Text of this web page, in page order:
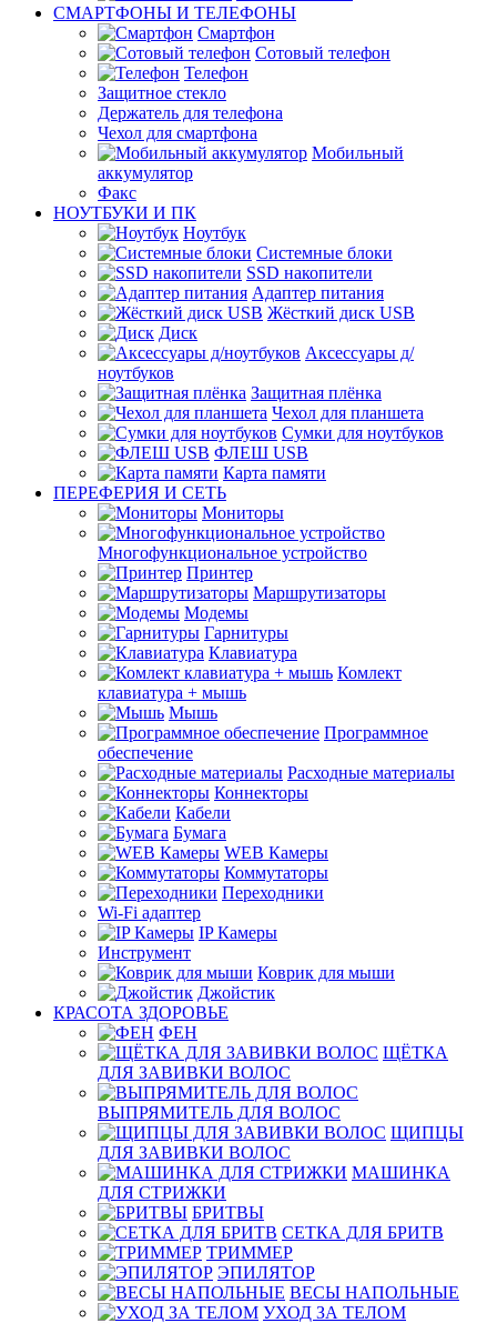
СМАРТФОНЫ И ТЕЛЕФОНЫ
Смартфон
Сотовый телефон
Телефон
Защитное стекло
Держатель для телефона
Чехол для смартфона
Мобильный
аккумулятор
Факс
НОУТБУКИ И ПК
Ноутбук
Системные блоки
SSD накопители
Адаптер питания
Жёсткий диск USB
Диск
Аксессуары д/
ноутбуков
Защитная плёнка
Чехол для планшета
Сумки для ноутбуков
ФЛЕШ USB
Карта памяти
ПЕРЕФЕРИЯ И СЕТЬ
Мониторы
Многофункциональное устройство
Принтер
Маршрутизаторы
Модемы
Гарнитуры
Клавиатура
Комлект
клавиатура + мышь
Мышь
Программное
обеспечение
Расходные материалы
Коннекторы
Кабели
Бумага
WEB Камеры
Коммутаторы
Переходники
Wi-Fi адаптер
IP Камеры
Инструмент
Коврик для мыши
Джойстик
КРАСОТА ЗДОРОВЬЕ
ФЕН
ЩЁТКА
ДЛЯ ЗАВИВКИ ВОЛОС
ВЫПРЯМИТЕЛЬ ДЛЯ ВОЛОС
ЩИПЦЫ
ДЛЯ ЗАВИВКИ ВОЛОС
МАШИНКА
ДЛЯ СТРИЖКИ
БРИТВЫ
СЕТКА ДЛЯ БРИТВ
ТРИММЕР
ЭПИЛЯТОР
ВЕСЫ НАПОЛЬНЫЕ
УХОД ЗА ТЕЛОМ